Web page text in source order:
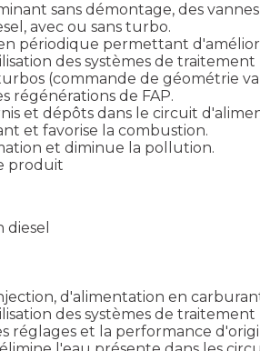
sans démontage, des
avec ou sans turbo.
périodique permettant
des systèmes de traitement
(commande de géométrie
régénérations de FAP.
et dépôts dans le circuit
et favorise la combustion.
et diminue la pollution.
produit
diesel
d'alimentation en
des systèmes de traitement
réglages et la performance